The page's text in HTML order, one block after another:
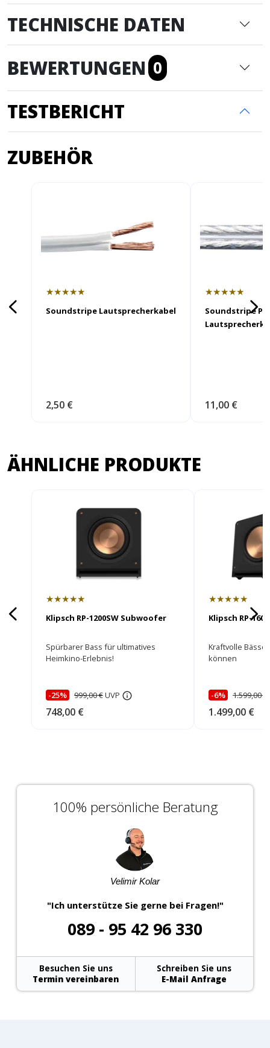
TECHNISCHE DATEN
BEWERTUNGEN 0
TESTBERICHT
ZUBEHÖR
★★★★★
Soundstripe Lautsprecherkabel
2,50 €
★★★★★
Soundstripe
11,00 €
ÄHNLICHE PRODUKTE
★★★★★
Klipsch RP-1200SW Subwoofer
Spürbarer Bass für ultimatives
Heimkino-Erlebnis!
-25% 999,00 €UVP
748,00 €
★★★★★
Klipsch RP-
Kraftvolle
können
-6% 1.599,00 €
1.499,00 €
100% persönliche Beratung
Velimir Kolar
"Ich unterstütze Sie gerne bei Fragen!"
089 - 95 42 96 330
Besuchen Sie uns
Termin vereinbaren
Schreiben Sie uns
E-Mail Anfrage